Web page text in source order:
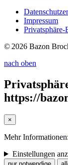
Impressum
Privatsphäre-
© 2026 Bazon
nach oben
https://
×
Mehr Informationen:
Einstellungen